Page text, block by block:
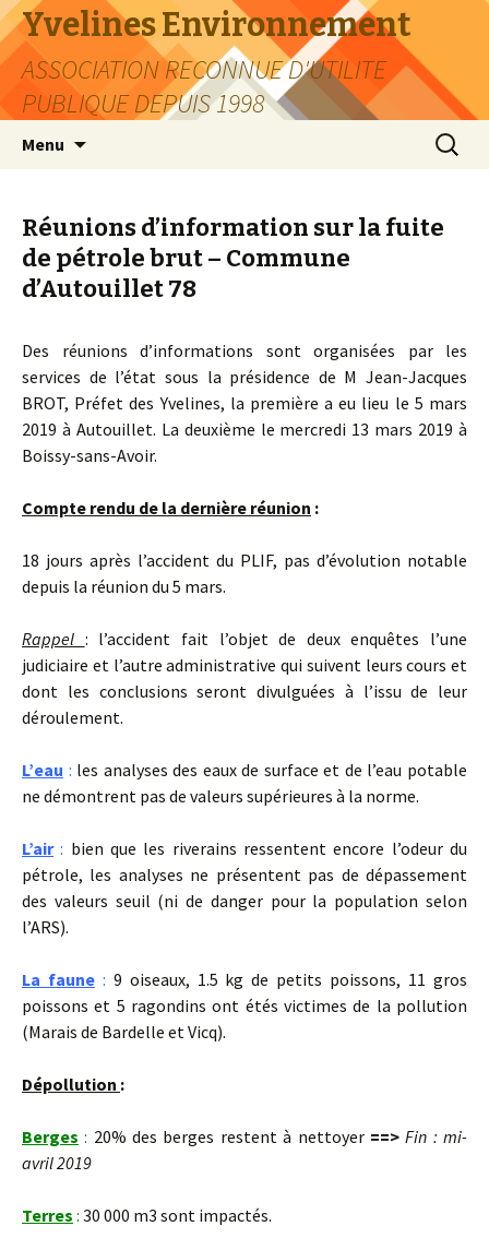
Yvelines Environnement
ASSOCIATION RECONNUE D'UTILITE
PUBLIQUE DEPUIS 1998
Menu
Réunions d’information sur la fuite
de pétrole brut – Commune
d’Autouillet 78
Des réunions d’informations sont organisées par les
services de l’état sous la présidence de M Jean-Jacques
BROT, Préfet des Yvelines, la première a eu lieu le 5 mars
2019 à Autouillet. La deuxième le mercredi 13 mars 2019 à
Boissy-sans-Avoir.
Compte rendu de la dernière réunion :
18 jours après l’accident du PLIF, pas d’évolution notable
depuis la réunion du 5 mars.
Rappel : l’accident fait l’objet de deux enquêtes l’une
judiciaire et l’autre administrative qui suivent leurs cours et
dont les conclusions seront divulguées à l’issu de leur
déroulement.
L’eau : les analyses des eaux de surface et de l’eau potable
ne démontrent pas de valeurs supérieures à la norme.
L’air: bien que les riverains ressentent encore l’odeur du
pétrole, les analyses ne présentent pas de dépassement
des valeurs seuil (ni de danger pour la population selon
l’ARS).
La faune: 9 oiseaux, 1.5 kg de petits poissons, 11 gros
poissons et 5 ragondins ont étés victimes de la pollution
(Marais de Bardelle et Vicq).
Dépollution :
Berges : 20% des berges restent à nettoyer ==> Fin : mi-
avril 2019
Terres : 30 000 m3 sont impactés.